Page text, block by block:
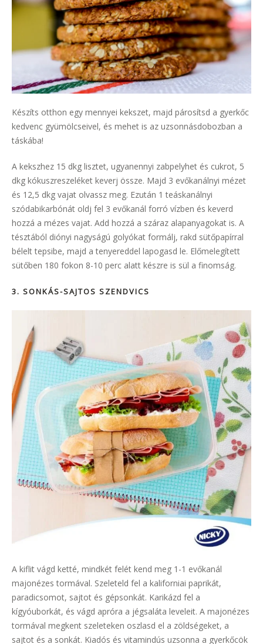
Készíts otthon egy mennyei kekszet, majd párosítsd a gyerkőc
kedvenc gyümölcseivel, és mehet is az uzsonnásdobozban a
táskába!
A kekszhez 15 dkg lisztet, ugyanennyi zabpelyhet és cukrot, 5
dkg kókuszreszeléket keverj össze. Majd 3 evőkanálnyi mézet
és 12,5 dkg vajat olvassz meg. Ezután 1 teáskanálnyi
szódabikarbónát oldj fel 3 evőkanál forró vízben és keverd
hozzá a mézes vajat. Add hozzá a száraz alapanyagokat is. A
tésztából diónyi nagyságú golyókat formálj, rakd sütőpapírral
bélelt tepsibe, majd a tenyereddel lapogasd le. Előmelegített
sütőben 180 fokon 8-10 perc alatt készre is sül a finomság.
3. SONKÁS-SAJTOS SZENDVICS
A kiflit vágd ketté, mindkét felét kend meg 1-1 evőkanál
majonézes tormával. Szeleteld fel a kaliforniai paprikát,
paradicsomot, sajtot és gépsonkát. Karikázd fel a
kígyóuborkát, és vágd apróra a jégsaláta leveleit. A majonézes
tormával megkent szeleteken oszlasd el a zöldségeket, a
sajtot és a sonkát. Kiadós és vitamindús uzsonna a gyerkőcök